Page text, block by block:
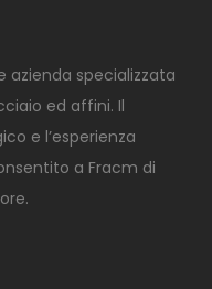
azienda specializzata
ed affini. Il
e l’esperienza
a Fracm di